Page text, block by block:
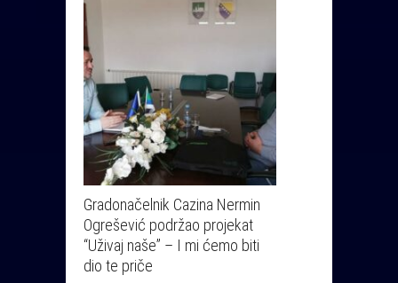
Gradonačelnik Cazina Nermin
Ogrešević podržao projekat
“Uživaj naše” – I mi ćemo biti
dio te priče